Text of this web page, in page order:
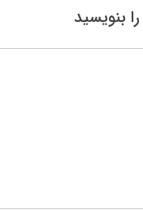
بنویسید